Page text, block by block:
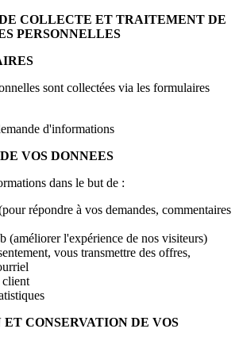
COLLECTE ET TRAITEMENT DE
PERSONNELLES
sont collectées via les formulaires
d'informations
VOS DONNEES
dans le but de :
répondre à vos demandes, commentaires
(améliorer l'expérience de nos visiteurs)
vous transmettre des offres,
client
CONSERVATION DE VOS